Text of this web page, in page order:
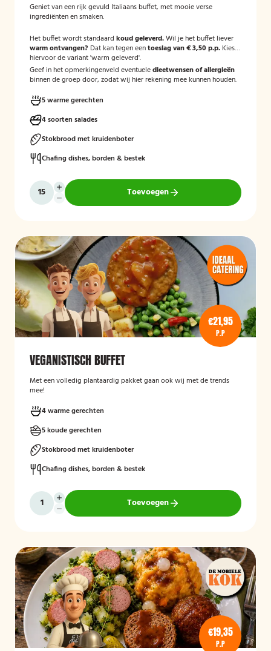
Geniet van een rijk gevuld Italiaans buffet, met mooie verse
ingrediënten en smaken.
Het buffet wordt standaard koud geleverd.Wil je het buffet liever
warm ontvangen? Dat kan tegen eentoeslag van € 3,50 p.p. Kies
hiervoor de variant 'warm geleverd'.
Geef in het opmerkingenveld eventueledieetwensen of allergieën
binnen de groep door, zodat wij hier rekening mee kunnen houden.
5 warme gerechten
4 soorten salades
Stokbrood met kruidenboter
Chafing dishes, borden & bestek
Toevoegen
€21,95
P.P
VEGANISTISCH BUFFET
Met een volledig plantaardig pakket gaan ook wij met de trends
mee!
4 warme gerechten
5 koude gerechten
Stokbrood met kruidenboter
Chafing dishes, borden & bestek
Toevoegen
€19,35
P.P